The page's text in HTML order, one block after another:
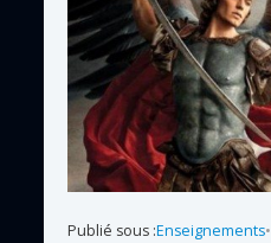
Publié sous :Enseignements•